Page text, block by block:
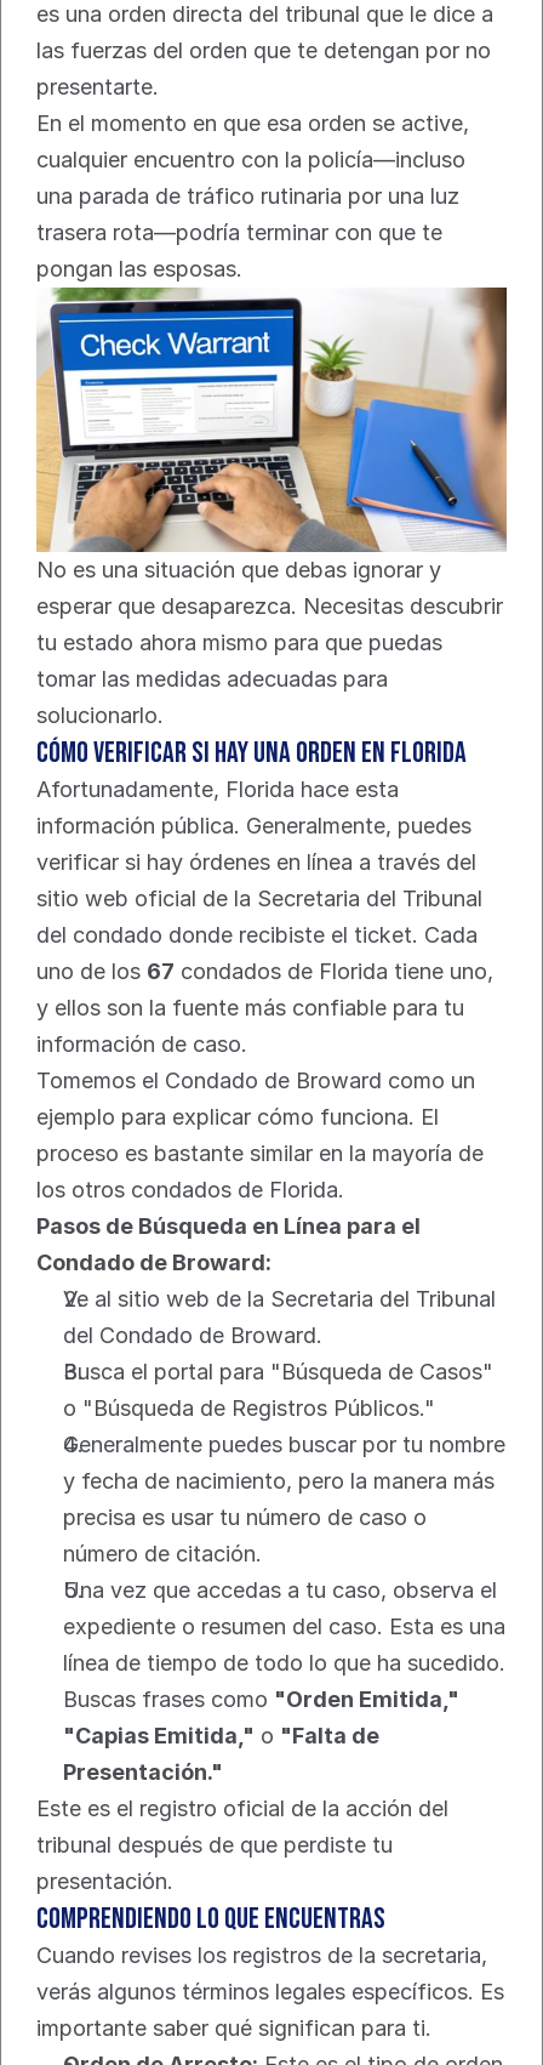
es una orden directa del tribunal que le dice a
las fuerzas del orden que te detengan por no
presentarte.
En el momento en que esa orden se active,
cualquier encuentro con la policía—incluso
una parada de tráfico rutinaria por una luz
trasera rota—podría terminar con que te
pongan las esposas.
No es una situación que debas ignorar y
esperar que desaparezca. Necesitas descubrir
tu estado ahora mismo para que puedas
tomar las medidas adecuadas para
solucionarlo.
Cómo Verificar si hay una Orden en Florida
Afortunadamente, Florida hace esta
información pública. Generalmente, puedes
verificar si hay órdenes en línea a través del
sitio web oficial de la Secretaria del Tribunal
del condado donde recibiste el ticket. Cada
uno de los 67 condados de Florida tiene uno,
y ellos son la fuente más confiable para tu
información de caso.
Tomemos el Condado de Broward como un
ejemplo para explicar cómo funciona. El
proceso es bastante similar en la mayoría de
los otros condados de Florida.
Pasos de Búsqueda en Línea para el
Condado de Broward:
Ve al sitio web de la Secretaria del Tribunal
del Condado de Broward.
Busca el portal para "Búsqueda de Casos"
o "Búsqueda de Registros Públicos."
Generalmente puedes buscar por tu nombre
y fecha de nacimiento, pero la manera más
precisa es usar tu número de caso o
número de citación.
Una vez que accedas a tu caso, observa el
expediente o resumen del caso. Esta es una
línea de tiempo de todo lo que ha sucedido.
Buscas frases como "Orden Emitida,"
"Capias Emitida," o "Falta de
Presentación."
Este es el registro oficial de la acción del
tribunal después de que perdiste tu
presentación.
Comprendiendo Lo Que Encuentras
Cuando revises los registros de la secretaria,
verás algunos términos legales específicos. Es
importante saber qué significan para ti.